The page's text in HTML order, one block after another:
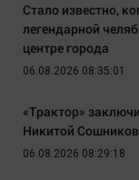
Стало известно,
легендарной
центре города
06.08.2026 08:35:01
«Трактор»
Никитой
06.08.2026 08:29:18